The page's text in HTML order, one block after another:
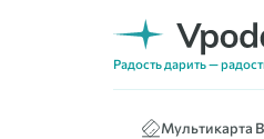
Радость дарить —
Мультикарта